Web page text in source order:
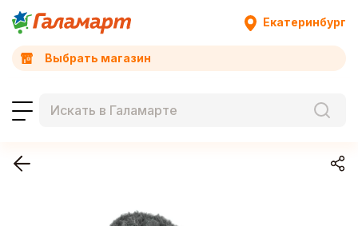
Екатеринбург
Выбрать магазин